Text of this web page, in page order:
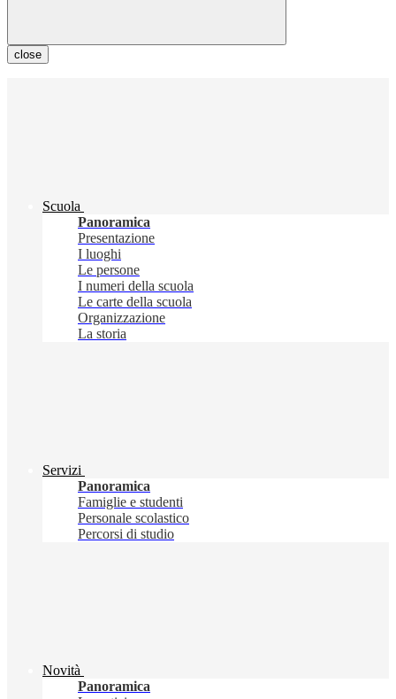
close
Scuola
Panoramica
Presentazione
I luoghi
Le persone
I numeri della scuola
Le carte della scuola
Organizzazione
La storia
Servizi
Panoramica
Famiglie e studenti
Personale scolastico
Percorsi di studio
Novità
Panoramica